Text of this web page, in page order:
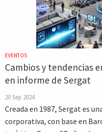
EVENTOS
Cambios y tendencias
en informe de Sergat
20 Sep 2024
Creada en 1987, Sergat es
corporativa, con base en